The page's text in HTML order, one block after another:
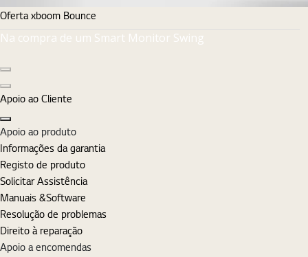
Oferta xboom Bounce
Na compra de um Smart Monitor Swing
Diapositivo seguinte
Apoio ao Cliente
Fechar
Apoio ao produto
Informações da garantia
Registo de produto
Solicitar Assistência
Manuais &Software
Resolução de problemas
Direito à reparação
Apoio a encomendas